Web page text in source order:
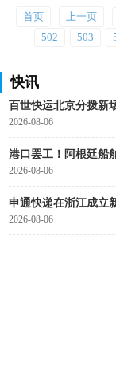
首页 上一页
502
503
快讯
2026-08-06
百世快运北京分拨新
2026-08-06
港口罢工！阿根廷船
2026-08-06
申通快递在浙江成立
2026-08-06